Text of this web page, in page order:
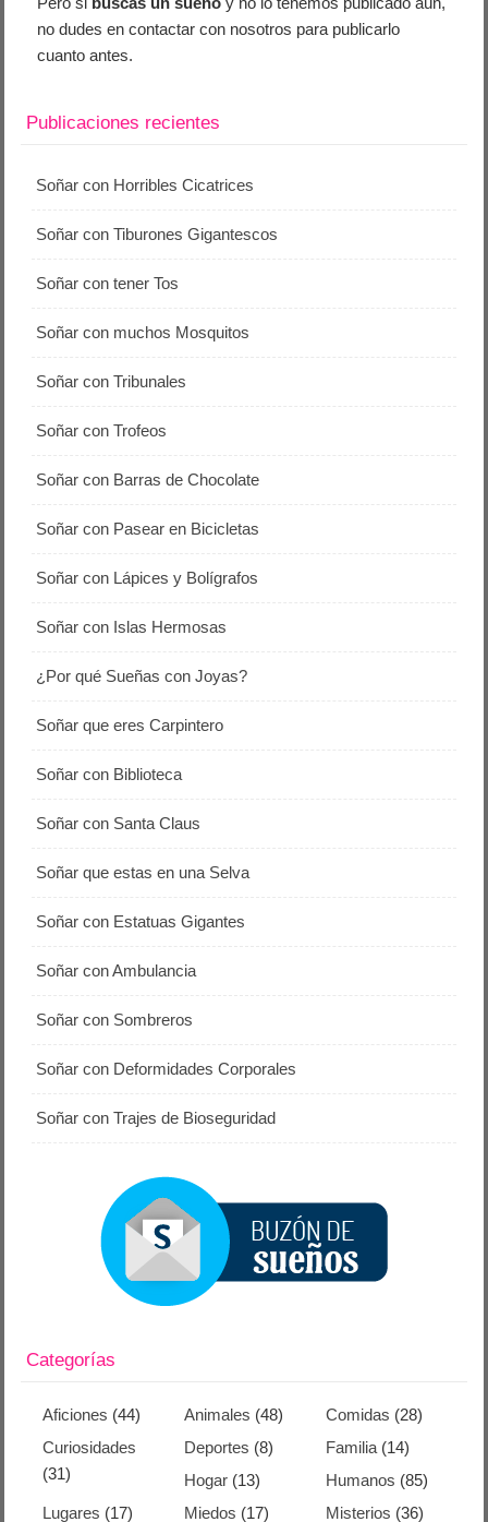
no dudes en contactar con nosotros para publicarlo
cuanto antes.
Publicaciones recientes
Soñar con Horribles Cicatrices
Soñar con Tiburones Gigantescos
Soñar con tener Tos
Soñar con muchos Mosquitos
Soñar con Tribunales
Soñar con Trofeos
Soñar con Barras de Chocolate
Soñar con Pasear en Bicicletas
Soñar con Lápices y Bolígrafos
Soñar con Islas Hermosas
¿Por qué Sueñas con Joyas?
Soñar que eres Carpintero
Soñar con Biblioteca
Soñar con Santa Claus
Soñar que estas en una Selva
Soñar con Estatuas Gigantes
Soñar con Ambulancia
Soñar con Sombreros
Soñar con Deformidades Corporales
Soñar con Trajes de Bioseguridad
Categorías
Aficiones (44) Animales (48) Comidas (28)
Curiosidades
(31)
Deportes (8) Familia(14)
Hogar (13) Humanos (85)
Lugares (17) Miedos (17) Misterios (36)